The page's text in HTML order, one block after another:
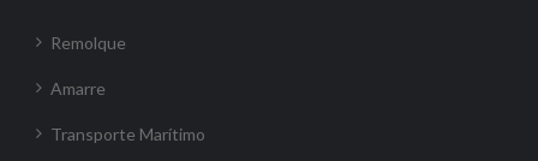
Remolque
Amarre
Transporte Marítimo